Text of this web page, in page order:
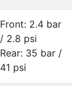
Front: 2.4 bar
/ 2.8 psi
Rear: 35 bar /
41 psi